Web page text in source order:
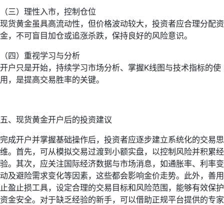
（三）理性入市，控制仓位
现货黄金虽具高流动性，但价格波动较大，投资者应合理分配资
金，不可盲目加仓或追涨杀跌，保持良好的风险意识。
（四）重视学习与分析
开户只是开始，持续学习市场分析、掌握K线图与技术指标的使
用，是提高交易胜率的关键。
五、现货黄金开户后的投资建议
完成开户并掌握基础操作后，投资者应逐步建立系统化的交易思
维。首先，可从模拟交易过渡到小额实盘，以控制风险并积累经
验。其次，应关注国际经济数据与市场消息，如通胀率、利率变
动及避险需求变化等因素，这些都会影响金价走势。此外，善用
止盈止损工具，设定合理的交易目标和风险范围，能够有效保护
资金安全。对于缺乏经验的新手，可以借助正规平台提供的专家